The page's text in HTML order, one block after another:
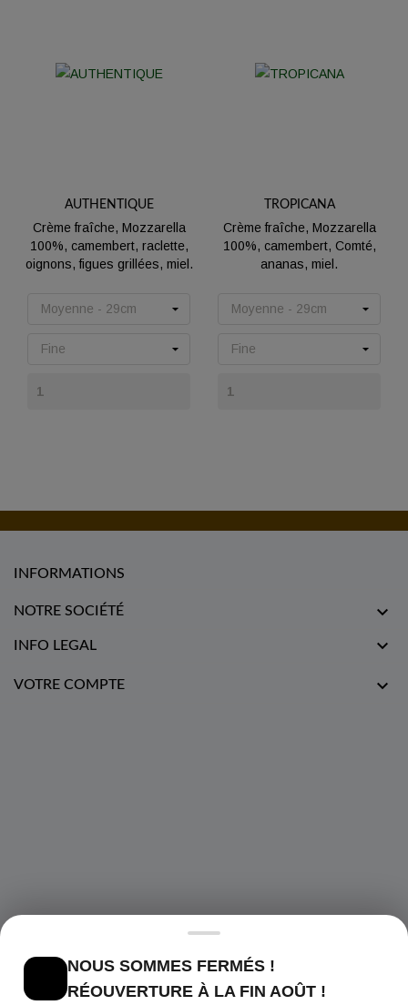
AUTHENTIQUE
Crème fraîche, Mozzarella
100%, camembert, raclette,
oignons, figues grillées, miel.
TROPICANA
Crème fraîche, Mozzarella
100%, camembert, Comté,
ananas, miel.
INFORMATIONS
NOTRE SOCIÉTÉ 
INFO LEGAL 
VOTRE COMPTE 